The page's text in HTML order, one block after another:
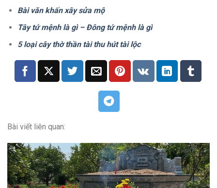
Bài văn khấn xây sửa mộ
Tây tứ mệnh là gì – Đông tứ mệnh là gì
5 loại cây thờ thần tài thu hút tài lộc
Bài viết liên quan: